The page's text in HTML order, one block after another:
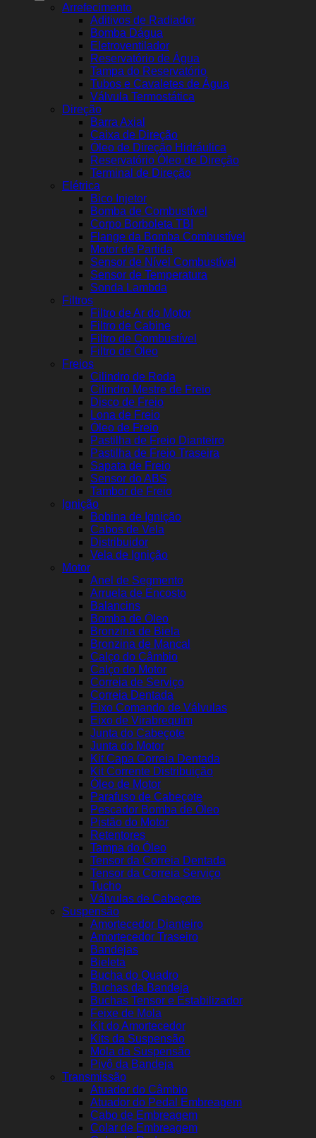
Arrefecimento
Aditivos de Radiador
Bomba Dágua
Eletroventilador
Reservatório de Água
Tampa do Reservatório
Tubos e Cavaletes de Água
Válvula Termostática
Direção
Barra Axial
Caixa de Direção
Óleo de Direção Hidráulica
Reservatório Óleo de Direção
Terminal de Direção
Elétrica
Bico Injetor
Bomba de Combustível
Corpo Borboleta TBI
Flange da Bomba Combustível
Motor de Partida
Sensor de Nível Combustível
Sensor de Temperatura
Sonda Lambda
Filtros
Filtro de Ar do Motor
Filtro de Cabine
Filtro de Combustível
Filtro de Óleo
Freios
Cilindro de Roda
Cilindro Mestre de Freio
Disco de Freio
Lona de Freio
Óleo de Freio
Pastilha de Freio Dianteiro
Pastilha de Freio Traseira
Sapata de Freio
Sensor do ABS
Tambor de Freio
Ignição
Bobina de Ignição
Cabos de Vela
Distribuidor
Vela de Ignição
Motor
Anel de Segmento
Arruela de Encosto
Balancins
Bomba de Óleo
Bronzina de Biela
Bronzina de Mancal
Calço do Câmbio
Calço do Motor
Correia de Serviço
Correia Dentada
Eixo Comando de Válvulas
Eixo de Virabrequim
Junta do Cabeçote
Junta do Motor
Kit Capa Correia Dentada
Kit Corrente Distribuição
Óleo de Motor
Parafuso de Cabeçote
Pescador Bomba de Óleo
Pistão do Motor
Retentores
Tampa do Óleo
Tensor da Correia Dentada
Tensor da Correia Serviço
Tucho
Válvulas de Cabeçote
Suspensão
Amortecedor Dianteiro
Amortecedor Traseiro
Bandejas
Bieleta
Bucha do Quadro
Buchas da Bandeja
Buchas Tensor e Estabilizador
Feixe de Mola
Kit do Amortecedor
Kits da Suspensão
Mola da Suspensão
Pivô da Bandeja
Transmissão
Atuador do Câmbio
Atuador do Pedal Embreagem
Cabo de Embreagem
Colar de Embreagem